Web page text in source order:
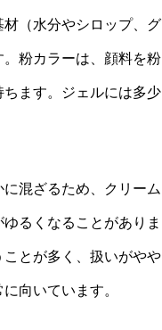
（水分やシロップ、グ
粉カラーは、顔料を粉
ます。ジェルには多少
混ざるため、クリーム
るくなることがありま
とが多く、扱いがやや
向いています。